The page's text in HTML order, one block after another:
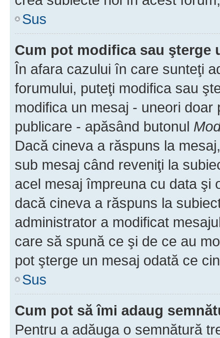
Sus
Cum pot modifica sau şterge
În afara cazului în care sunteţi
forumului, puteţi modifica sau
modifica un mesaj - uneori
publicare - apăsând butonul
Dacă cineva a răspuns la
sub mesaj când reveniţi la
acel mesaj împreuna cu data şi
dacă cineva a răspuns la
administrator a modificat
care să spună ce şi de ce au
pot şterge un mesaj odată ce
Sus
Cum pot să îmi adaug
Pentru a adăuga o semnătură